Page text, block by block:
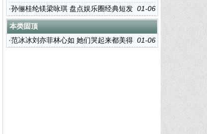
弃陈词滥调
01-06
·孙俪桂纶镁梁咏琪 盘点娱乐圈经典短发
女神
本类固顶
01-06
·范冰冰刘亦菲林心如 她们哭起来都美得